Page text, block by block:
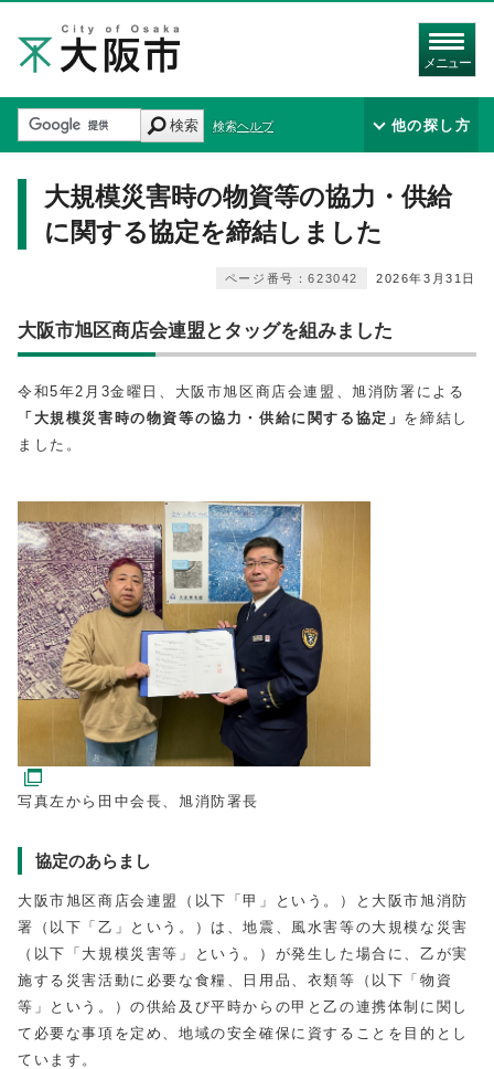
メニュー
検索 検索ヘルプ 他の探し方
大規模災害時の物資等の協力・供給
に関する協定を締結しました
2026年3月31日
ページ番号：623042
大阪市旭区商店会連盟とタッグを組みました
令和5年2月3金曜日、大阪市旭区商店会連盟、旭消防署による
「大規模災害時の物資等の協力・供給に関する協定」 を締結し
ました。
写真左から田中会長、旭消防署長
協定のあらまし
大阪市旭区商店会連盟（以下「甲」という。）と大阪市旭消防
署（以下「乙」という。）は、地震、風水害等の大規模な災害
（以下「大規模災害等」という。）が発生した場合に、乙が実
施する災害活動に必要な食糧、日用品、衣類等（以下「物資
等」という。）の供給及び平時からの甲と乙の連携体制に関し
て必要な事項を定め、地域の安全確保に資することを目的とし
ています。